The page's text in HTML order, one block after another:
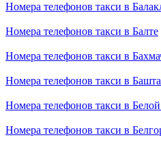
Номера телефонов такси в
Номера телефонов такси в Балте
Номера телефонов такси в
Номера телефонов такси в
Номера телефонов такси в
Номера телефонов такси в